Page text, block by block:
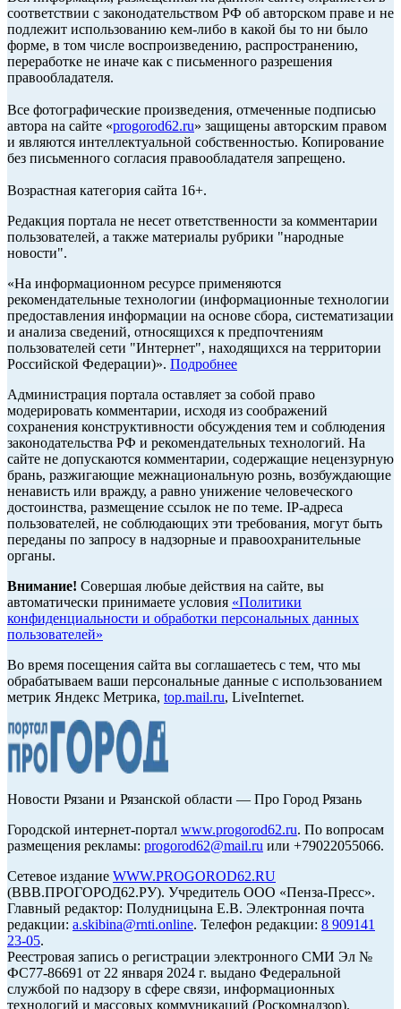
соответствии с законодательством РФ об авторском праве и не
подлежит использованию кем-либо в какой бы то ни было
форме, в том числе воспроизведению, распространению,
переработке не иначе как с письменного разрешения
правообладателя.
Все фотографические произведения, отмеченные подписью
автора на сайте «progorod62.ru» защищены авторским правом
и являются интеллектуальной собственностью. Копирование
без письменного согласия правообладателя запрещено.
Возрастная категория сайта 16+.
Редакция портала не несет ответственности за комментарии
пользователей, а также материалы рубрики "народные
новости".
«На информационном ресурсе применяются
рекомендательные технологии (информационные технологии
предоставления информации на основе сбора, систематизации
и анализа сведений, относящихся к предпочтениям
пользователей сети "Интернет", находящихся на территории
Российской Федерации)». Подробнее
Администрация портала оставляет за собой право
модерировать комментарии, исходя из соображений
сохранения конструктивности обсуждения тем и соблюдения
законодательства РФ и рекомендательных технологий. На
сайте не допускаются комментарии, содержащие нецензурную
брань, разжигающие межнациональную рознь, возбуждающие
ненависть или вражду, а равно унижение человеческого
достоинства, размещение ссылок не по теме. IP-адреса
пользователей, не соблюдающих эти требования, могут быть
переданы по запросу в надзорные и правоохранительные
органы.
Внимание! Совершая любые действия на сайте, вы
автоматически принимаете условия «Политики
конфиденциальности и обработки персональных данных
пользователей»
Во время посещения сайта вы соглашаетесь с тем, что мы
обрабатываем ваши персональные данные с использованием
метрик Яндекс Метрика, top.mail.ru, LiveInternet.
Новости Рязани и Рязанской области — Про Город Рязань
Городской интернет-портал www.progorod62.ru. По вопросам
размещения рекламы: progorod62@mail.ru или +79022055066.
Сетевое издание WWW.PROGOROD62.RU
(ВВВ.ПРОГОРОД62.РУ). Учредитель ООО «Пенза-Пресс».
Главный редактор: Полудницына Е.В. Электронная почта
редакции: a.skibina@rnti.online. Телефон редакции: 8 909141
23-05.
Реестровая запись о регистрации электронного СМИ Эл №
ФС77-86691 от 22 января 2024 г. выдано Федеральной
службой по надзору в сфере связи, информационных
технологий и массовых коммуникаций (Роскомнадзор).